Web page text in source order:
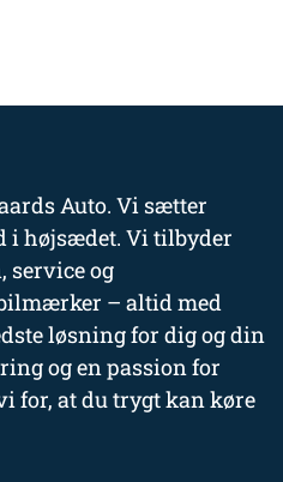
Auto. Vi sætter
i højsædet. Vi tilbyder
service og
– altid med
løsning for dig og din
og en passion for
for, at du trygt kan køre